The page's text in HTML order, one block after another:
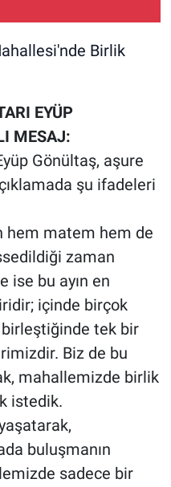
EYÜP
MESAJ:
Gönültaş, aşure
şu ifadeleri
hem matem hem de
zaman
ise bu ayın en
içinde birçok
birleştiğinde tek bir
Biz de bu
mahallemizde birlik
istedik.
buluşmanın
sadece bir